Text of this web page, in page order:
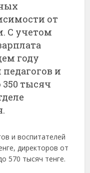
от
С учетом
году
и
тысяч
и воспитателей
директоров от
570 тысяч тенге.